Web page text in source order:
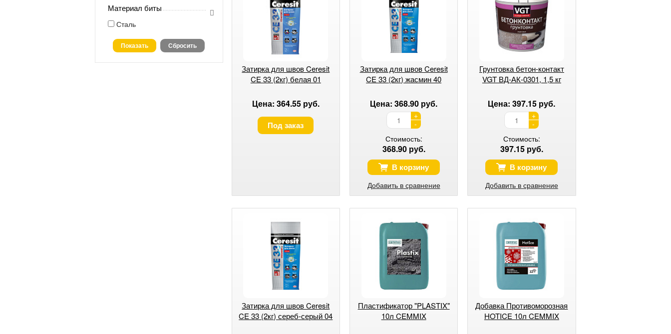
Материал биты
Сталь
Затирка для швов Ceresit
CE 33 (2кг) белая 01
Цена: 364.55 руб.
Под заказ
Затирка для швов Ceresit
CE 33 (2кг) жасмин 40
Цена: 368.90 руб.
+
-
Стоимость:
368.90 руб.
В корзину
Добавить в сравнение
Грунтовка бетон-контакт
VGT ВД-АК-0301, 1,5 кг
Цена: 397.15 руб.
+
-
Стоимость:
397.15 руб.
В корзину
Добавить в сравнение
Затирка для швов Ceresit
CE 33 (2кг) сереб-серый 04
Пластификатор "PLASTIX"
10л CEMMIX
Добавка Противоморозная
HOTICE 10л CEMMIX